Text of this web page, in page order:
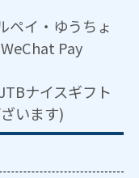
ペイ・ゆうちょ
Pay
ナイスギフト
います)